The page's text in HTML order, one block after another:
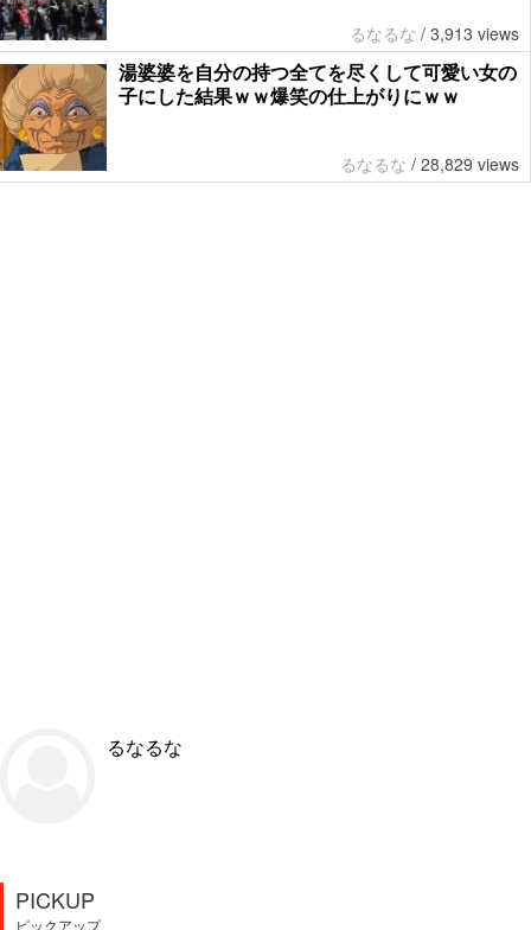
るなるな / 3,913 views
湯婆婆を自分の持つ全てを尽くして可愛い女の
子にした結果ｗｗ爆笑の仕上がりにｗｗ
るなるな / 28,829 views
るなるな
PICKUP
ピックアップ